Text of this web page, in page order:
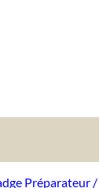
Préparateur